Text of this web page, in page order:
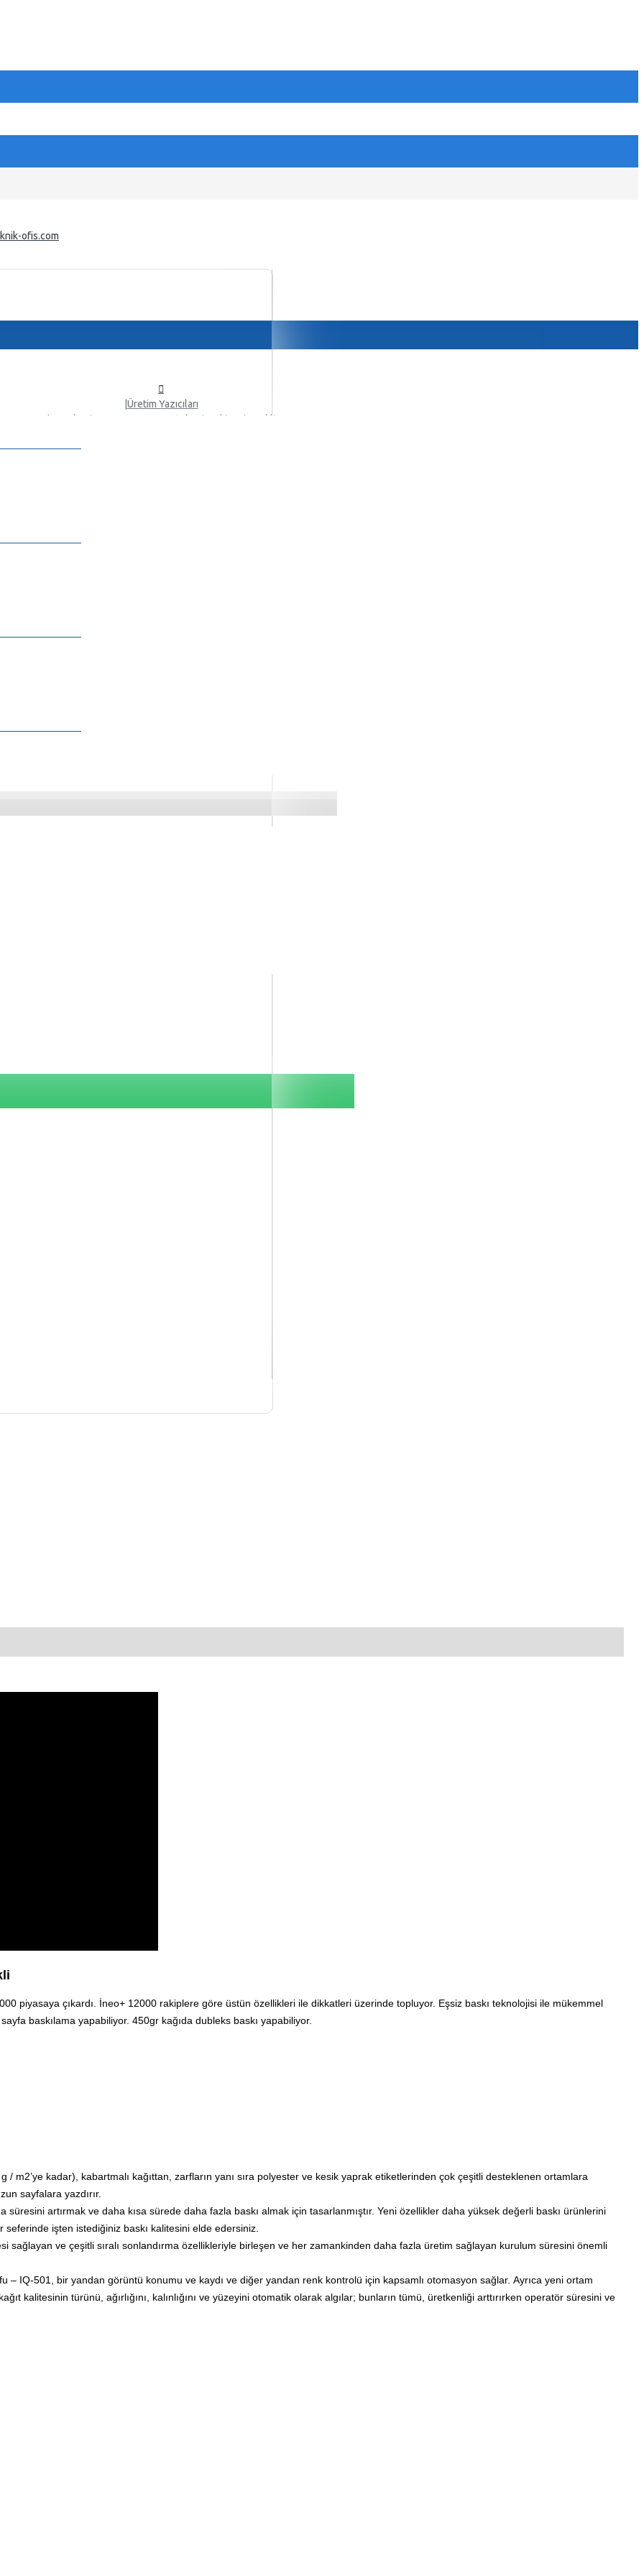
ofis.com
Üretim Yazıcıları
Develop ineo+ 12000 Pro Fotokopi Makinesi Renkli
piyasaya çıkardı. İneo+ 12000 rakiplere göre üstün özellikleri ile dikkatleri üzerinde topluyor. Eşsiz baskı teknolojisi ile mükemmel
baskılama yapabiliyor. 450gr kağıda dubleks baskı yapabiliyor.
/ m2’ye kadar), kabartmalı kağıttan, zarfların yanı sıra polyester ve kesik yaprak etiketlerinden çok çeşitli desteklenen ortamlara
sayfalara yazdırır.
süresini artırmak ve daha kısa sürede daha fazla baskı almak için tasarlanmıştır. Yeni özellikler daha yüksek değerli baskı ürünlerini
seferinde işten istediğiniz baskı kalitesini elde edersiniz.
sağlayan ve çeşitli sıralı sonlandırma özellikleriyle birleşen ve her zamankinden daha fazla üretim sağlayan kurulum süresini önemli
– IQ-501, bir yandan görüntü konumu ve kaydı ve diğer yandan renk kontrolü için kapsamlı otomasyon sağlar. Ayrıca yeni ortam
kalitesinin türünü, ağırlığını, kalınlığını ve yüzeyini otomatik olarak algılar; bunların tümü, üretkenliği arttırırken operatör süresini ve